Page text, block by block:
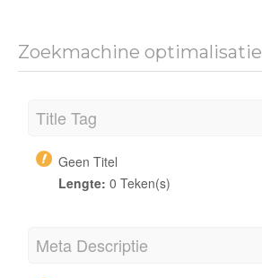
Zoekmachine optimalisatie
Title Tag
Geen Titel
Lengte: 0 Teken(s)
Meta Descriptie